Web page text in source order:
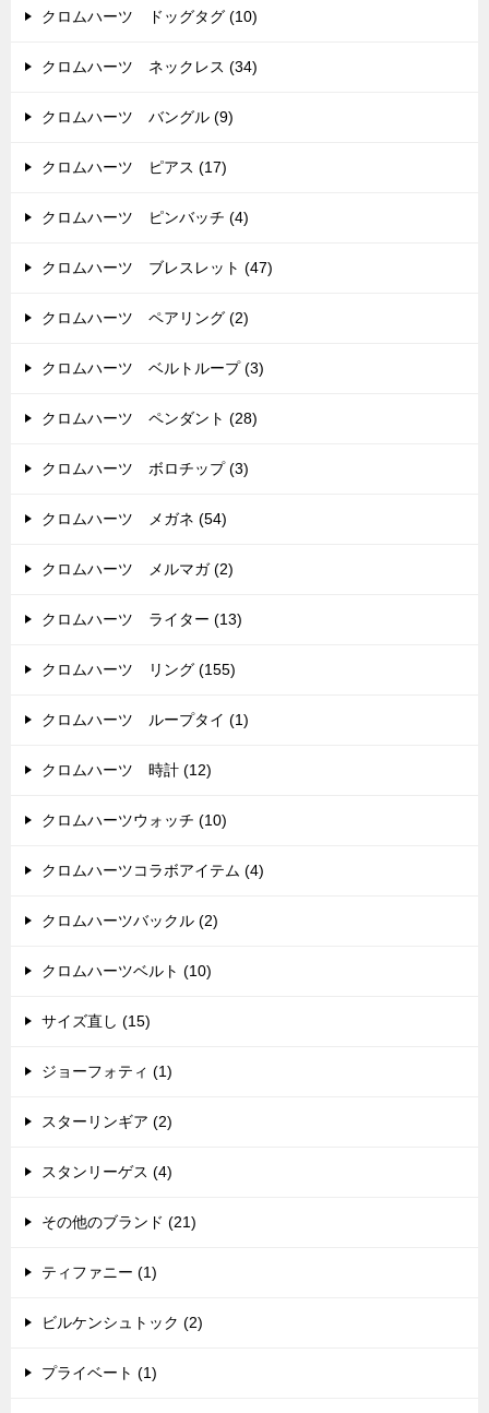
クロムハーツ ドッグタグ (10)
クロムハーツ ネックレス (34)
クロムハーツ バングル (9)
クロムハーツ ピアス (17)
クロムハーツ ピンバッチ (4)
クロムハーツ ブレスレット (47)
クロムハーツ ペアリング (2)
クロムハーツ ベルトループ (3)
クロムハーツ ペンダント (28)
クロムハーツ ボロチップ (3)
クロムハーツ メガネ (54)
クロムハーツ メルマガ (2)
クロムハーツ ライター (13)
クロムハーツ リング (155)
クロムハーツ ループタイ (1)
クロムハーツ 時計 (12)
クロムハーツウォッチ (10)
クロムハーツコラボアイテム (4)
クロムハーツバックル (2)
クロムハーツベルト (10)
サイズ直し (15)
ジョーフォティ (1)
スターリンギア (2)
スタンリーゲス (4)
その他のブランド (21)
ティファニー (1)
ビルケンシュトック (2)
プライベート (1)